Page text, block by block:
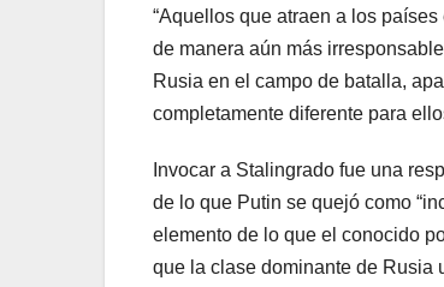
“Aquellos que atraen a los
de manera aún más
Rusia en el campo de batalla,
completamente diferente para
Invocar a Stalingrado fue una
de lo que Putin se quejó como
elemento de lo que el conocido
que la clase dominante de Rusia